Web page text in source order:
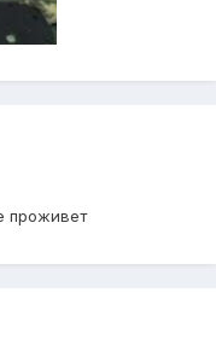
проживет